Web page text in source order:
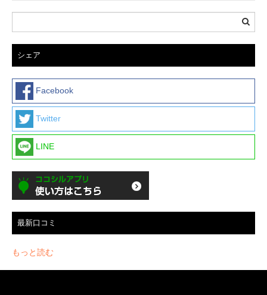
シェア
Facebook
Twitter
LINE
最新口コミ
もっと読む